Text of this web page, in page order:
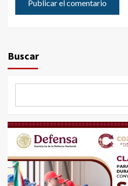
Buscar